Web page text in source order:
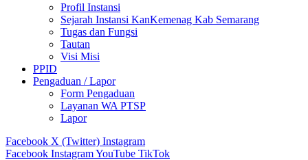
Profil Instansi
Sejarah Instansi KanKemenag Kab Semarang
Tugas dan Fungsi
Tautan
Visi Misi
PPID
Pengaduan / Lapor
Form Pengaduan
Layanan WA PTSP
Lapor
Facebook X (Twitter) Instagram
Facebook InstagramYouTube TikTok